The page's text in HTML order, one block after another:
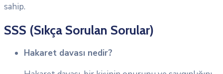
sahip.
SSS (Sıkça Sorulan Sorular)
Hakaret davası nedir?